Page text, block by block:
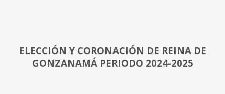
ELECCIÓN Y CORONACIÓN DE REINA DE
GONZANAMÁ PERIODO 2024-2025